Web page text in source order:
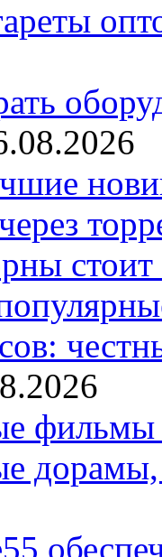
стоит
фильмы
дорамы,